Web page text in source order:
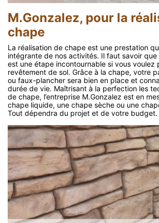
M.Gonzalez, pour la
chape
La réalisation de chape est une prestation
intégrante de nos activités. Il faut savoir que
est une étape incontournable si vous voulez
revêtement de sol. Grâce à la chape, votre
ou faux-plancher sera bien en place et
durée de vie. Maîtrisant à la perfection les
de chape, l’entreprise M.Gonzalez est en
chape liquide, une chape sèche ou une
Tout dépendra du projet et de votre budget.